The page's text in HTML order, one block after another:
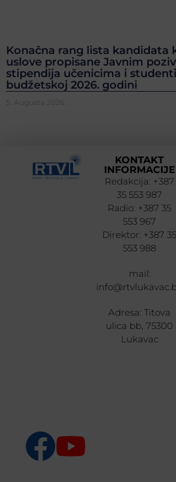
Konačna rang lista kandidata
uslove propisane Javnim
stipendija učenicima i
budžetskoj 2026. godini
5. Augusta 2026.
KONTAKT
INFORMACIJE
Redakcija: +387
35 553 987
Radio: +387 35
553 967
Direktor: +387 35
553 988
mail:
Adresa: Titova
ulica bb, 75300
Lukavac